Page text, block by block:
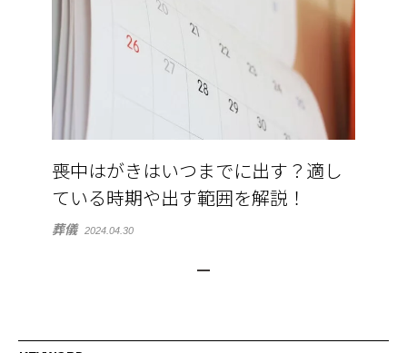
喪中はがきはいつまでに出す？適し
ている時期や出す範囲を解説！
葬儀 2024.04.30